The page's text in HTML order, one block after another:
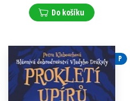
Do košíku
P